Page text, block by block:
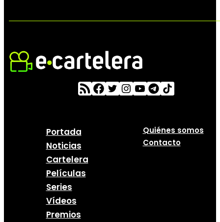
Portada
Noticias
Cartelera
Películas
Series
Vídeos
Premios
Quiénes somos
Contacto